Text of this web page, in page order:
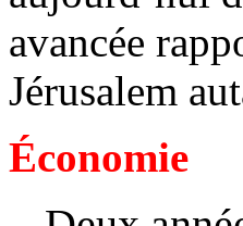
avancée
Jérusalem
Économie